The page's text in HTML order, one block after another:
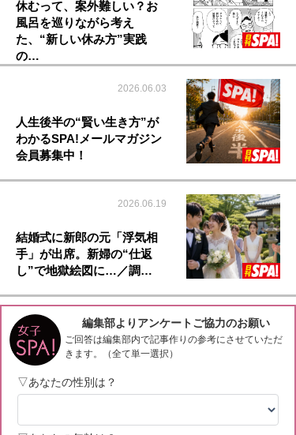
休むって、案外難しい？お
風呂を巡りながら考え
た、“新しい休み方”実践
の…
2026.06.03
人生後半の“賢い生き方”が
わかるSPA!メールマガジン
会員募集中！
2026.06.19
結婚式に新郎の元「浮気相
手」が出席。新婦の“仕返
し”で地獄絵図に…／調…